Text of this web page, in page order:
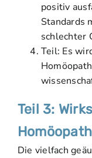
positiv
Standards
schlechter
Teil: Es
Teil 3:
Die vielfach